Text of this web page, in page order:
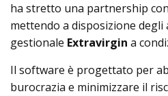
ha stretto una partnership con
mettendo a disposizione degli
gestionale Extravirgin a
Il software è progettato per
burocrazia e minimizzare il